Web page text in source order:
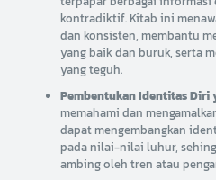
kontradiktif. Kitab ini
dan konsisten, membantu
yang baik dan buruk, serta
yang teguh.
Pembentukan Identitas Diri
memahami dan
dapat mengembangkan
pada nilai-nilai luhur,
ambing oleh tren atau